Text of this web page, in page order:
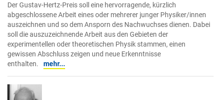
Der Gustav-Hertz-Preis soll eine hervorragende, kürzlich
abgeschlossene Arbeit eines oder mehrerer junger Physiker/innen
auszeichnen und so dem Ansporn des Nachwuchses dienen. Dabei
soll die auszuzeichnende Arbeit aus den Gebieten der
experimentellen oder theoretischen Physik stammen, einen
gewissen Abschluss zeigen und neue Erkenntnisse
enthalten.
mehr...